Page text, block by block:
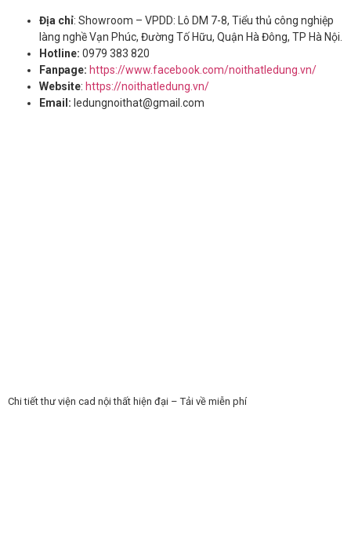
Địa chỉ: Showroom – VPDD: Lô DM 7-8, Tiểu thủ công nghiệp
làng nghề Vạn Phúc, Đường Tố Hữu, Quận Hà Đông, TP Hà Nội.
Hotline: 0979 383 820
Fanpage: https://www.facebook.com/noithatledung.vn/
Website: https://noithatledung.vn/
Email: ledungnoithat@gmail.com
Chi tiết thư viện cad nội thất hiện đại – Tải về miễn phí